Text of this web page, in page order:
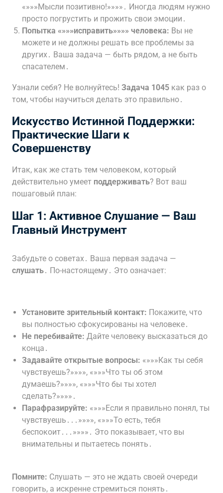
«»»»Мысли позитивно!»»»»․ Иногда людям нужно
просто погрустить и прожить свои эмоции․
Попытка «»»»исправить»»»» человека: Вы не
можете и не должны решать все проблемы за
других․ Ваша задача — быть рядом, а не быть
спасателем․
Узнали себя? Не волнуйтесь! Задача 1045 как раз о
том, чтобы научиться делать это правильно․
Искусство Истинной Поддержки:
Практические Шаги к
Совершенству
Итак, как же стать тем человеком, который
действительно умеет поддерживать? Вот ваш
пошаговый план:
Шаг 1: Активное Слушание — Ваш
Главный Инструмент
Забудьте о советах․ Ваша первая задача —
слушать․ По-настоящему․ Это означает:
Установите зрительный контакт: Покажите, что
вы полностью сфокусированы на человеке․
Не перебивайте: Дайте человеку высказаться до
конца․
Задавайте открытые вопросы: «»»»Как ты себя
чувствуешь?»»»», «»»»Что ты об этом
думаешь?»»»», «»»»Что бы ты хотел
сделать?»»»»․
Парафразируйте: «»»»Если я правильно понял, ты
чувствуешь․․․»»»», «»»»То есть, тебя
беспокоит․․․»»»»․ Это показывает, что вы
внимательны и пытаетесь понять․
Помните: Слушать — это не ждать своей очереди
говорить, а искренне стремиться понять․